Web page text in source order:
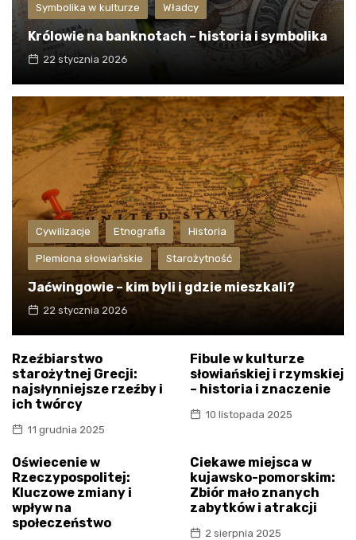
Symbolika w kulturze Władcy
Królowie na banknotach – historia i symbolika
22 stycznia 2026
Cywilizacje Etnografia Historia
Plemiona słowiańskie Starożytność
Jaćwingowie – kim byli i gdzie mieszkali?
22 stycznia 2026
Rzeźbiarstwo
starożytnej Grecji:
najsłynniejsze rzeźby i
ich twórcy
11 grudnia 2025
Fibule w kulturze
słowiańskiej i rzymskiej
– historia i znaczenie
10 listopada 2025
Oświecenie w
Rzeczypospolitej:
Kluczowe zmiany i
wpływ na
społeczeństwo
Ciekawe miejsca w
kujawsko-pomorskim:
Zbiór mało znanych
zabytków i atrakcji
2 sierpnia 2025